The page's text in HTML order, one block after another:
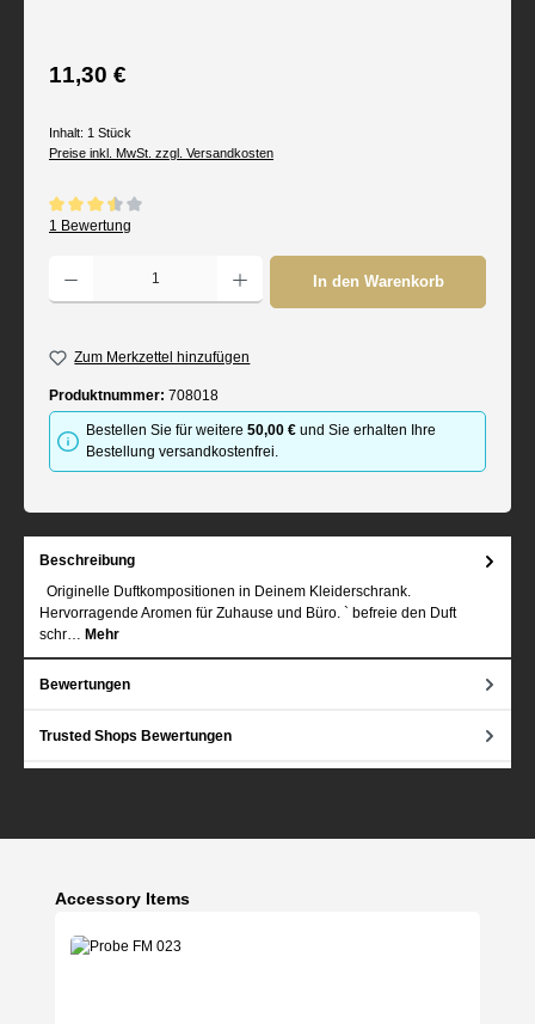
Regulärer Preis:
11,30 €
Inhalt: 1 Stück
Preise inkl. MwSt. zzgl. Versandkosten
Durchschnittliche Bewertung von 3.5 von 5 Sternen
1 Bewertung
Produkt Anzahl: Gib den gewünschten Wert ein oder benutze die Schaltflächen um
In den Warenkorb
Zum Merkzettel hinzufügen
Produktnummer: 708018
Bestellen Sie für weitere50,00 € und Sie erhalten Ihre
Bestellung versandkostenfrei.
Beschreibung
Originelle Duftkompositionen in Deinem Kleiderschrank.
Hervorragende Aromen für Zuhause und Büro. ` befreie den Duft
schr… Mehr
Bewertungen
Trusted Shops Bewertungen
Produktgalerie überspringen
Accessory Items